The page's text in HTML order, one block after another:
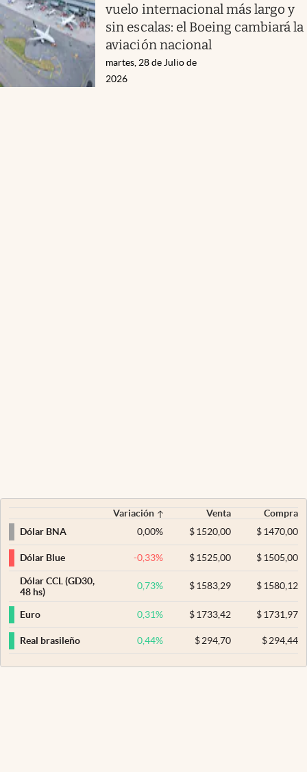
vuelo internacional más largo y
sin escalas: el Boeing cambiará la
aviación nacional
martes, 28 de Julio de
2026
Variación Venta
Compra
Dólar BNA
0,00% $ 1520,00 $1470,00
Dólar Blue -0,33% $ 1525,00 $1505,00
Dólar CCL (GD30,
48 hs)
0,73% $ 1583,29 $1580,12
Euro 0,31% $ 1733,42 $1731,97
Real brasileño 0,44% $ 294,70 $294,44